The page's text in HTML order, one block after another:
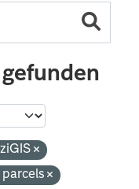
parcels